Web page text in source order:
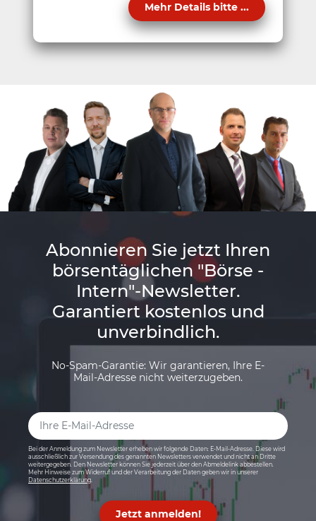
Mehr Details bitte ...
Abonnieren Sie jetzt Ihren
börsentäglichen "Börse -
Intern"-Newsletter.
Garantiert kostenlos und
unverbindlich.
No-Spam-Garantie: Wir garantieren, Ihre E-
Mail-Adresse nicht weiterzugeben.
Bei der Anmeldung zum Newsletter erheben wir folgende Daten: E-Mail-Adresse. Diese wird
ausschließlich zur Versendung des genannten Newsletters verwendet und nicht an Dritte
weitergegeben. Den Newsletter können Sie jederzeit über den Abmeldelink abbestellen.
Mehr Hinweise zum Widerruf und der Verarbeitung der Daten geben wir in unserer
Datenschutzerklärung.
Jetzt anmelden!